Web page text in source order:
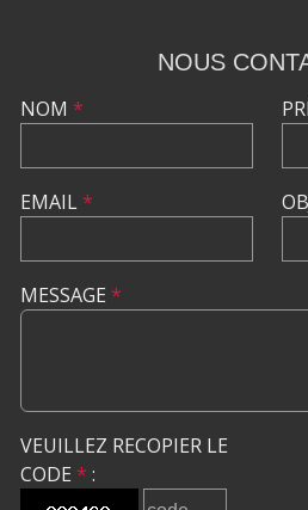
NOUS
NOM *
EMAIL*
MESSAGE *
VEUILLEZ RECOPIER LE
CODE * :